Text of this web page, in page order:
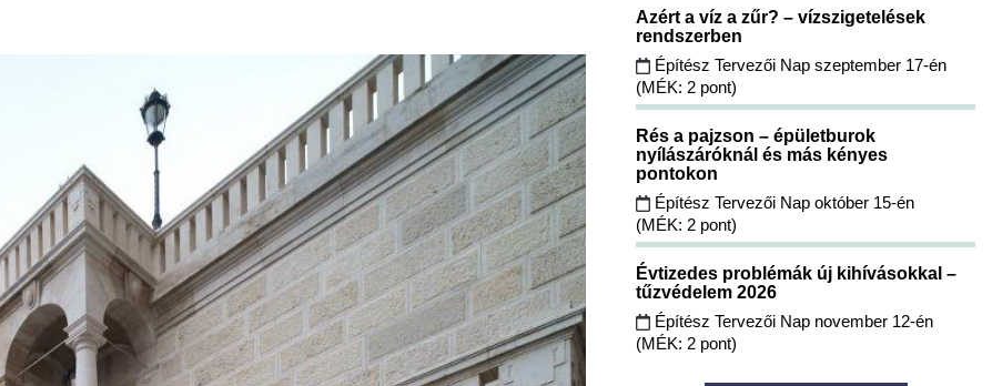
Azért a víz a zűr? – vízszigetelések
rendszerben
Építész Tervezői Nap szeptember 17-én
(MÉK: 2 pont)
Rés a pajzson – épületburok
nyílászáróknál és más kényes
pontokon
Építész Tervezői Nap október 15-én
(MÉK: 2 pont)
Évtizedes problémák új kihívásokkal –
tűzvédelem 2026
Építész Tervezői Nap november 12-én
(MÉK: 2 pont)